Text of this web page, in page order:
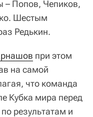
– Попов, Чепиков,
Шестым
Редькин.
при этом
на самой
что команда
Кубка мира перед
результатам и